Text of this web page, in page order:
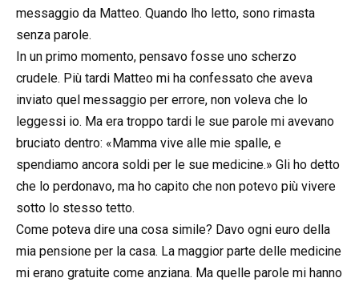
messaggio da Matteo. Quando lho letto, sono rimasta
senza parole.
In un primo momento, pensavo fosse uno scherzo
crudele. Più tardi Matteo mi ha confessato che aveva
inviato quel messaggio per errore, non voleva che lo
leggessi io. Ma era troppo tardi le sue parole mi avevano
bruciato dentro: «Mamma vive alle mie spalle, e
spendiamo ancora soldi per le sue medicine.» Gli ho detto
che lo perdonavo, ma ho capito che non potevo più vivere
sotto lo stesso tetto.
Come poteva dire una cosa simile? Davo ogni euro della
mia pensione per la casa. La maggior parte delle medicine
mi erano gratuite come anziana. Ma quelle parole mi hanno